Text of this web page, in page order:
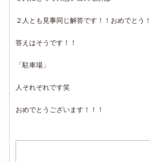
２人とも見事同じ解答です！！おめでとう！
答えはそうです！！
「駐車場」
人それぞれです笑
おめでとうございます！！！